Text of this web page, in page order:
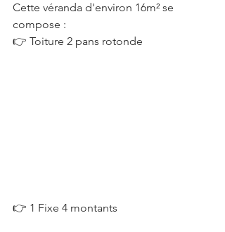
Cette véranda d'environ 16m² se
compose :
👉 Toiture 2 pans rotonde
👉 1 Fixe 4 montants